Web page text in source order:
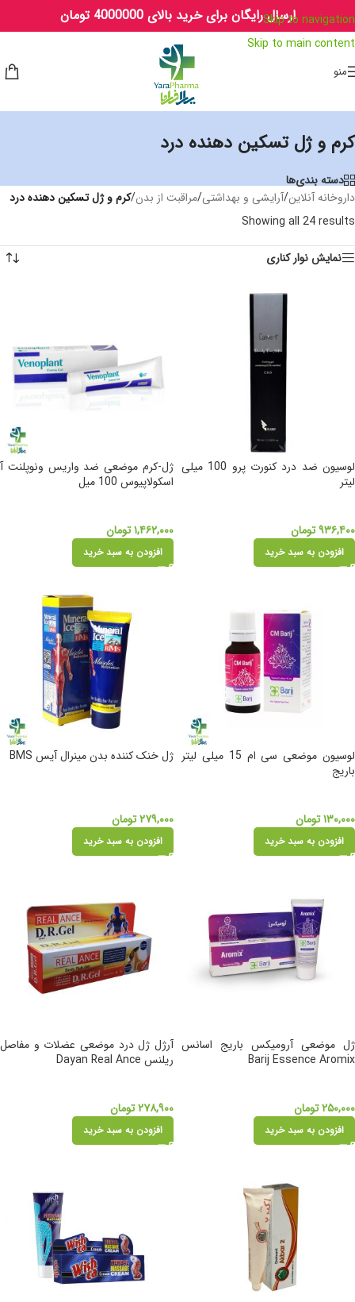
Skip to navigation
Skip to main content
ارسال رایگان برای خرید بالای 4000000 تومان
منو
کرم و ژل تسکین دهنده درد
دسته بندی‌ها
داروخانه آنلاین/آرایشی و بهداشتی/مراقبت از بدن/کرم و ژل تسکین دهنده درد
Showing all 24 results
نمایش نوار کناری
لوسیون ضد درد کنورت پرو 100 میلی
لیتر
۹۳۶,۴۰۰تومان
افزودن به سبد خرید
ژل-کرم موضعی ضد واریس ونوپلنت آ
اسکولاپیوس 100 میل
۱,۴۶۲,۰۰۰تومان
افزودن به سبد خرید
لوسیون موضعی سی ام 15 میلی لیتر
باریج
۱۳۰,۰۰۰تومان
افزودن به سبد خرید
ژل خنک کننده بدن مینرال آیس BMS
۲۷۹,۰۰۰تومان
افزودن به سبد خرید
ژل موضعی آرومیکس باریج اسانس
Barij Essence Aromix
۲۵۰,۰۰۰تومان
افزودن به سبد خرید
آرژل ژل درد موضعی عضلات و مفاصل
ریلنس Dayan Real Ance
۲۷۸,۹۰۰تومان
افزودن به سبد خرید